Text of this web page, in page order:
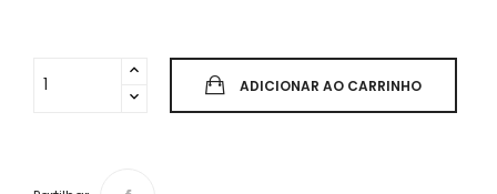
ADICIONAR AO CARRINHO